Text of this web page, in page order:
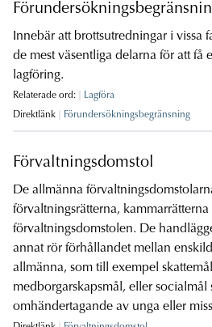
Innebär att brottsutredningar i vissa
de mest väsentliga delarna för att få
lagföring.
Relaterade ord:
Lagföra
Direktlänk
Förundersökningsbegränsning
Förvaltningsdomstol
De allmänna
förvaltningsrätterna,
förvaltningsdomstolen. De
annat rör förhållandet mellan
allmänna, som till exempel
medborgarskapsmål, eller socialmål
omhändertagande av unga eller